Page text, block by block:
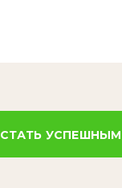
СТАТЬ